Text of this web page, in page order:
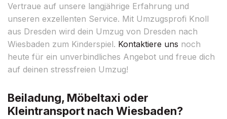
Vertraue auf unsere langjährige Erfahrung und
unseren exzellenten Service. Mit Umzugsprofi Knoll
aus Dresden wird dein Umzug von Dresden nach
Wiesbaden zum Kinderspiel. Kontaktiere uns noch
heute für ein unverbindliches Angebot und freue dich
auf deinen stressfreien Umzug!
Beiladung, Möbeltaxi oder
Kleintransport nach Wiesbaden?